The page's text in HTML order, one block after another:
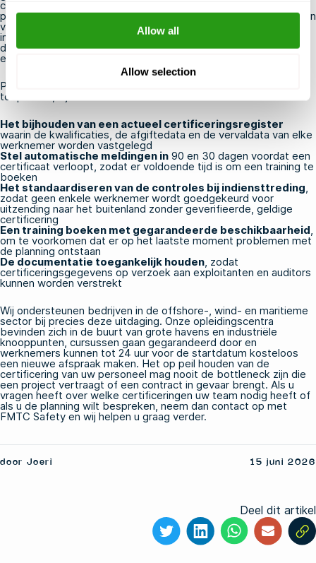
Allow all
Allow selection
certificaten bij te houden, bijscholingen ruim van tevoren in te
plannen en de certificeringseisen voor offshore-werkzaamheden
vast te leggen als een vast onderdeel van het inwerk- en
inzetproces. Naleving moet worden beschouwd als een
doorlopende operationele verantwoordelijkheid, en niet als een
eenmalige administratieve taak.
Praktische maatregelen die effectieve QHSE- en HR-teams
toepassen, zijn onder meer:
Het bijhouden van een actueel certificeringsregister
waarin de kwalificaties, de afgiftedata en de vervaldata van elke
werknemer worden vastgelegd
Stel automatische meldingen in 90 en 30 dagen voordat een
certificaat verloopt, zodat er voldoende tijd is om een training te
boeken
Het standaardiseren van de controles bij indiensttreding
zodat geen enkele werknemer wordt goedgekeurd voor
uitzending naar het buitenland zonder geverifieerde, geldige
certificering
Een training boeken met gegarandeerde beschikbaarheid
om te voorkomen dat er op het laatste moment problemen met
de planning ontstaan
De documentatie toegankelijk houden , zodat
certificeringsgegevens op verzoek aan exploitanten en auditors
kunnen worden verstrekt
Wij ondersteunen bedrijven in de offshore-, wind- en maritieme
sector bij precies deze uitdaging. Onze opleidingscentra
bevinden zich in de buurt van grote havens en industriële
knooppunten, cursussen gaan gegarandeerd door en
werknemers kunnen tot 24 uur voor de startdatum kosteloos
een nieuwe afspraak maken. Het op peil houden van de
certificering van uw personeel mag nooit de bottleneck zijn die
een project vertraagt of een contract in gevaar brengt. Als u
vragen heeft over welke certificeringen uw team nodig heeft of
als u de planning wilt bespreken, neem dan contact op met
FMTC Safety en wij helpen u graag verder.
door Joeri 15 juni 2026
Deel dit artikel